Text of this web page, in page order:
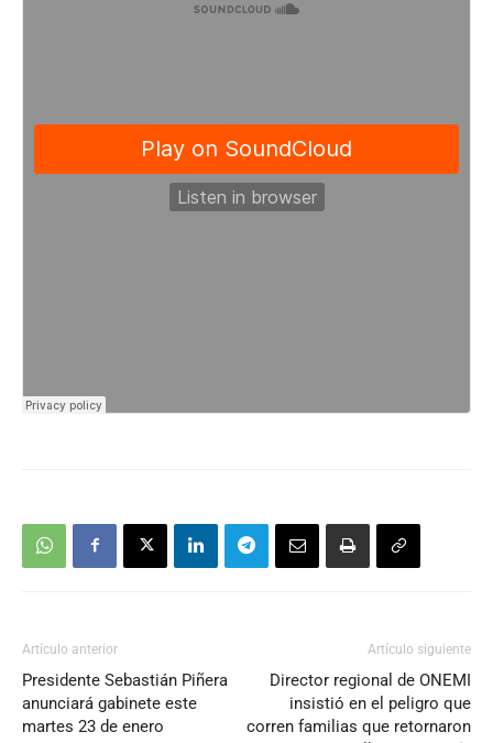
Artículo anterior
Presidente Sebastián Piñera
anunciará gabinete este
martes 23 de enero
Artículo siguiente
Director regional de ONEMI
insistió en el peligro que
corren familias que retornaron